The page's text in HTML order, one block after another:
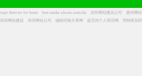
vape detector for home best smoke alarms australia 深圳网站建设公司 惠州网站
深圳网站建设
深圳网站公司 编程经验分享网 赵宝的个人简历网 营销策划